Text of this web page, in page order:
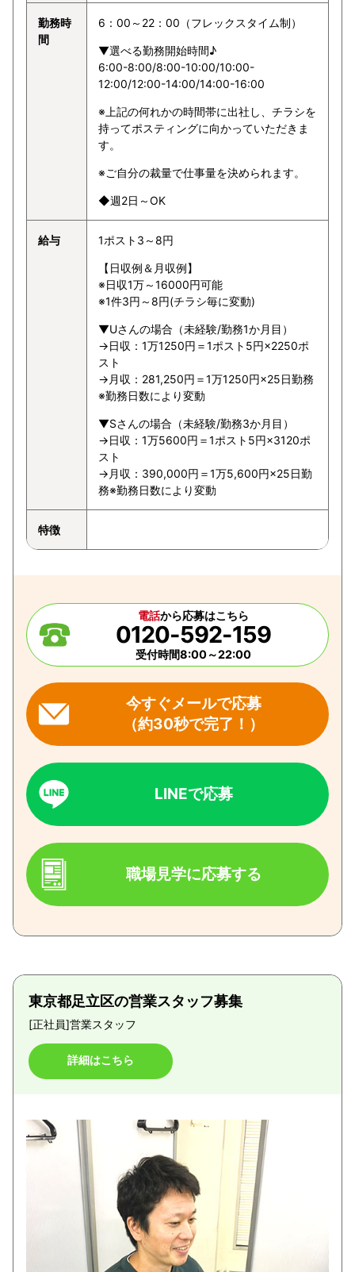
勤務時
間
6：00～22：00（フレックスタイム制）
▼選べる勤務開始時間♪
6:00-8:00/8:00-10:00/10:00-
12:00/12:00-14:00/14:00-16:00
※上記の何れかの時間帯に出社し、チラシを
持ってポスティングに向かっていただきま
す。
※ご自分の裁量で仕事量を決められます。
◆週2日～OK
給与 1ポスト3～8円
【日収例＆月収例】
※日収1万～16000円可能
※1件3円～8円(チラシ毎に変動)
▼Uさんの場合（未経験/勤務1か月目）
→日収：1万1250円＝1ポスト5円×2250ポ
スト
→月収：281,250円＝1万1250円×25日勤務
※勤務日数により変動
▼Sさんの場合（未経験/勤務3か月目）
→日収：1万5600円＝1ポスト5円×3120ポ
スト
→月収：390,000円＝1万5,600円×25日勤
務※勤務日数により変動
特徴
電話から応募はこちら
0120-592-159
受付時間8:00～22:00
今すぐメールで応募
（約30秒で完了！）
LINEで応募
職場見学に応募する
東京都足立区の営業スタッフ募集
[正社員]営業スタッフ
詳細はこちら